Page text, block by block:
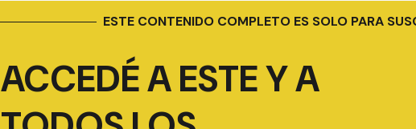
ESTE CONTENIDO COMPLETO ES SOLO PARA
ACCEDÉ A ESTE Y A